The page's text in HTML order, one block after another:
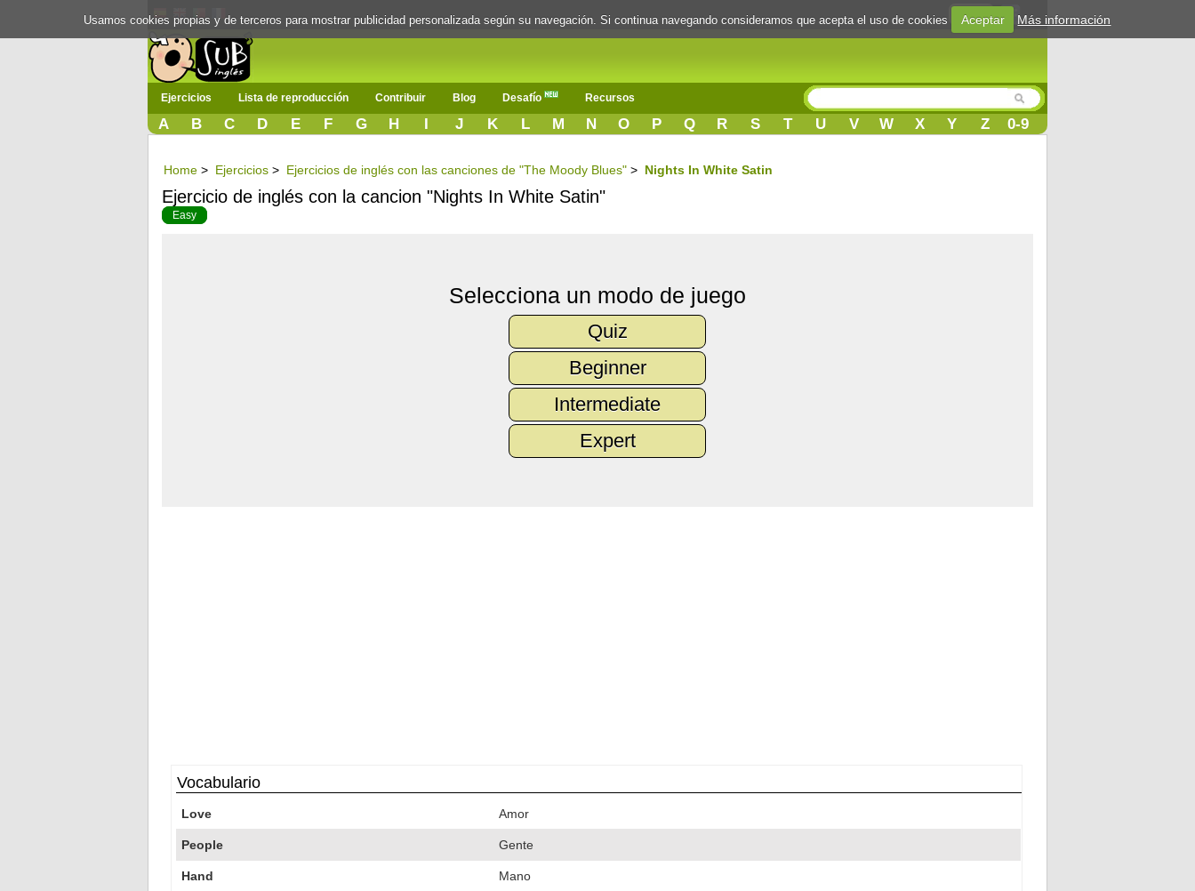
Login
Ejercicios Lista de reproducción Contribuir Blog Desafío Recursos
A B C D E F G H I J K L M N O P Q R S T U V W X Y Z 0-9
Home > Ejercicios > Ejercicios de inglés con las canciones de "The Moody Blues" > Nights In White Satin
Ejercicio de inglés con la cancion "Nights In White Satin"
Easy
Selecciona un modo de juego
Quiz
Beginner
Intermediate
Expert
Vocabulario
Love Amor
People Gente
Hand Mano
Usamos cookies propias y de terceros para mostrar publicidad personalizada según su navegación. Si continua navegando consideramos que acepta el uso de cookies Aceptar Más información